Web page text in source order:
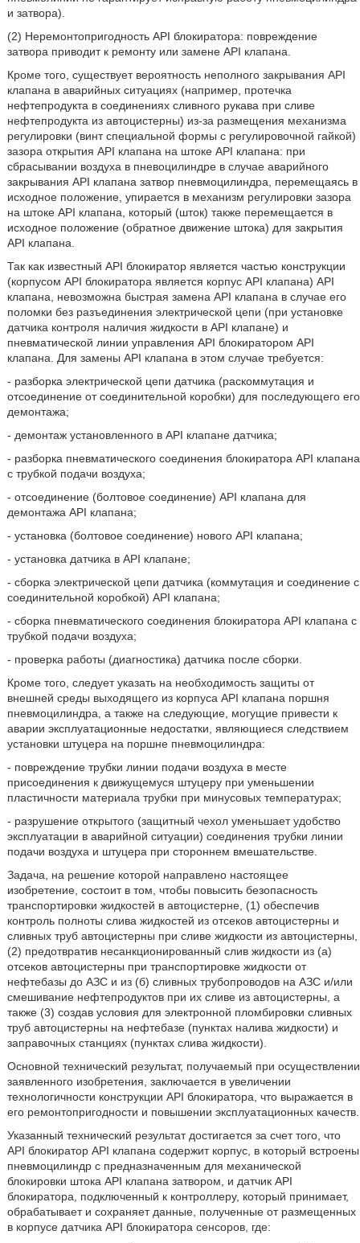
и затвора).
(2) Неремонтопригодность API блокиратора: повреждение
затвора приводит к ремонту или замене API клапана.
Кроме того, существует вероятность неполного закрывания API
клапана в аварийных ситуациях (например, протечка
нефтепродукта в соединениях сливного рукава при сливе
нефтепродукта из автоцистерны) из-за размещения механизма
регулировки (винт специальной формы с регулировочной гайкой)
зазора открытия API клапана на штоке API клапана: при
сбрасывании воздуха в пневоцилиндре в случае аварийного
закрывания API клапана затвор пневмоцилиндра, перемещаясь в
исходное положение, упирается в механизм регулировки зазора
на штоке API клапана, который (шток) также перемещается в
исходное положение (обратное движение штока) для закрытия
API клапана.
Так как известный API блокиратор является частью конструкции
(корпусом API блокиратора является корпус API клапана) API
клапана, невозможна быстрая замена API клапана в случае его
поломки без разъединения электрической цепи (при установке
датчика контроля наличия жидкости в API клапане) и
пневматической линии управления API блокиратором API
клапана. Для замены API клапана в этом случае требуется:
- разборка электрической цепи датчика (раскоммутация и
отсоединение от соединительной коробки) для последующего его
демонтажа;
- демонтаж установленного в API клапане датчика;
- разборка пневматического соединения блокиратора API клапана
с трубкой подачи воздуха;
- отсоединение (болтовое соединение) API клапана для
демонтажа API клапана;
- установка (болтовое соединение) нового API клапана;
- установка датчика в API клапане;
- сборка электрической цепи датчика (коммутация и соединение с
соединительной коробкой) API клапана;
- сборка пневматического соединения блокиратора API клапана с
трубкой подачи воздуха;
- проверка работы (диагностика) датчика после сборки.
Кроме того, следует указать на необходимость защиты от
внешней среды выходящего из корпуса API клапана поршня
пневмоцилиндра, а также на следующие, могущие привести к
аварии эксплуатационные недостатки, являющиеся следствием
установки штуцера на поршне пневмоцилиндра:
- повреждение трубки линии подачи воздуха в месте
присоединения к движущемуся штуцеру при уменьшении
пластичности материала трубки при минусовых температурах;
- разрушение открытого (защитный чехол уменьшает удобство
эксплуатации в аварийной ситуации) соединения трубки линии
подачи воздуха и штуцера при стороннем вмешательстве.
Задача, на решение которой направлено настоящее
изобретение, состоит в том, чтобы повысить безопасность
транспортировки жидкостей в автоцистерне, (1) обеспечив
контроль полноты слива жидкостей из отсеков автоцистерны и
сливных труб автоцистерны при сливе жидкости из автоцистерны,
(2) предотвратив несанкционированный слив жидкости из (а)
отсеков автоцистерны при транспортировке жидкости от
нефтебазы до АЗС и из (б) сливных трубопроводов на АЗС и/или
смешивание нефтепродуктов при их сливе из автоцистерны, а
также (3) создав условия для электронной пломбировки сливных
труб автоцистерны на нефтебазе (пунктах налива жидкости) и
заправочных станциях (пунктах слива жидкости).
Основной технический результат, получаемый при осуществлении
заявленного изобретения, заключается в увеличении
технологичности конструкции API блокиратора, что выражается в
его ремонтопригодности и повышении эксплуатационных качеств.
Указанный технический результат достигается за счет того, что
API блокиратор API клапана содержит корпус, в который встроены
пневмоцилиндр с предназначенным для механической
блокировки штока API клапана затвором, и датчик API
блокиратора, подключенный к контроллеру, который принимает,
обрабатывает и сохраняет данные, полученные от размещенных
в корпусе датчика API блокиратора сенсоров, где: